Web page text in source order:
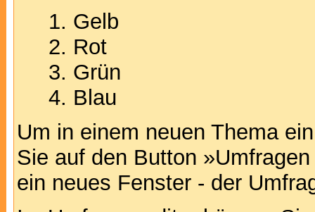
Gelb
Rot
Grün
Blau
Um in einem neuen Thema
Sie auf den Button
ein neues Fenster - der